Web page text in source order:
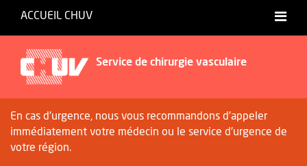
ACCUEIL CHUV
Service de chirurgie vasculaire
En cas d'urgence, nous vous recommandons d'appeler
immédiatement votre médecin ou le service d'urgence de
votre région.